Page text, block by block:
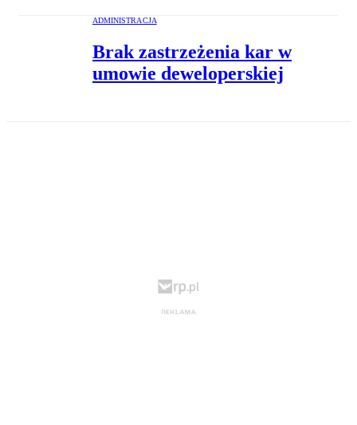
ADMINISTRACJA
Brak zastrzeżenia kar w
umowie deweloperskiej